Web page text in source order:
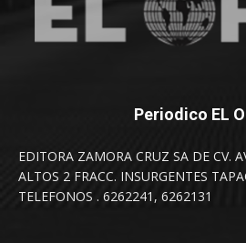
Periodico EL
EDITORA ZAMORA CRUZ SA DE CV.
ALTOS 2 FRACC. INSURGENTES
TELEFONOS . 6262241, 6262131